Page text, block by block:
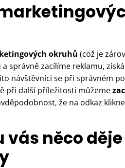
okruhů (což je
správně zacílíme reklamu,
návštěvníci se při správném
při další příležitosti můžeme
že na odkaz
vás něco